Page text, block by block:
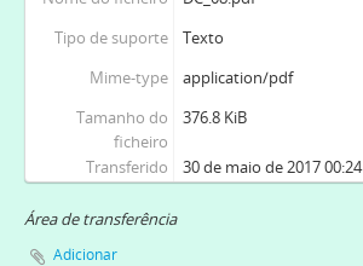
Tipo de suporte
Texto
Mime-type
application/pdf
Tamanho do
ficheiro
376.8 KiB
Transferido 30 de maio de 2017 00:24
Área de transferência
Adicionar